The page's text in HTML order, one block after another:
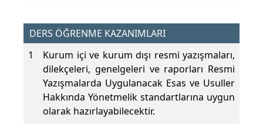
DERS ÖĞRENME KAZANIMLARI
1
Kurum içi ve kurum dışı resmi yazışmaları,
dilekçeleri, genelgeleri ve raporları Resmi
Yazışmalarda Uygulanacak Esas ve Usuller
Hakkında Yönetmelik standartlarına uygun
olarak hazırlayabilecektir.